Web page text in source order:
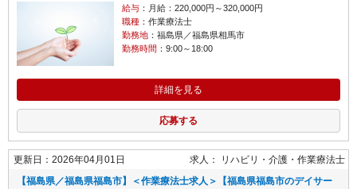
給与：月給：220,000円～320,000円
職種：作業療法士
勤務地：福島県／福島県相馬市
勤務時間 ：9:00～18:00
詳細を見る
応募する
更新日：2026年04月01日 求人： リハビリ・介護
作業療法士
【福島県／福島県福島市】＜作業療法士求人＞【福島県福島市のデイサー